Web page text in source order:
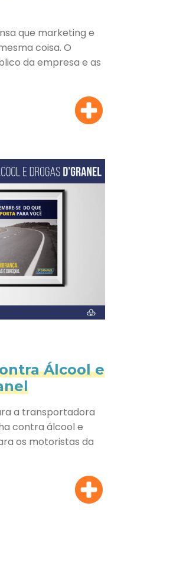
que marketing e
coisa. O
da empresa e as
Álcool e
a transportadora
contra álcool e
os motoristas da